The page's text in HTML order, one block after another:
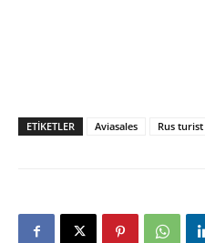
ETIKETLER Aviasales Rus turist